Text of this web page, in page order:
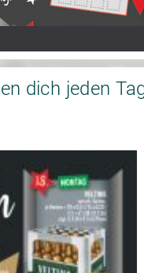
dich jeden